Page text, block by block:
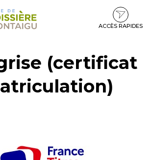
ACCÈS RAPIDES
(certificat